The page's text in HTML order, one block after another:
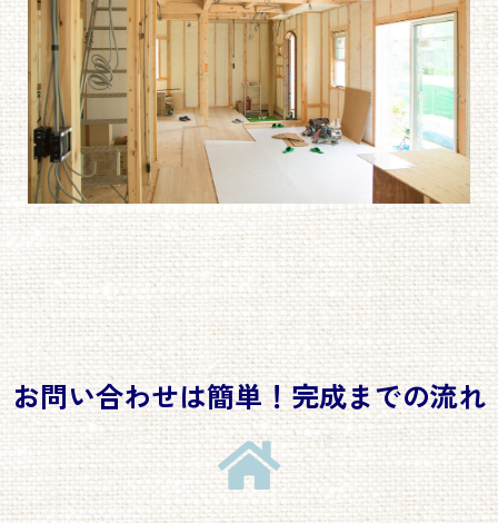
お問い合わせは簡単！完成までの流れ